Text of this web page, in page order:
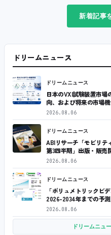
新着記事
ドリームニュース
ドリームニュース
日本のVXI試験装置市
向、および将来の市場
2026.08.06
ドリームニュース
ABIリサーチ「モビリテ
第3四半期」出版・販売
2026.08.06
ドリームニュース
「ボリュメトリックビ
2026-2034年までの予
2026.08.06
ドリームニュ